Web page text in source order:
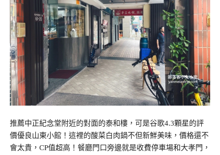
推薦中正紀念堂附近的對面的泰和樓，可是谷歌4.3顆星的評
價優良山東小館！這裡的酸菜白肉鍋不但新鮮美味，價格還不
會太貴，CP值超高！餐廳門口旁邊就是收費停車場和大孝門，